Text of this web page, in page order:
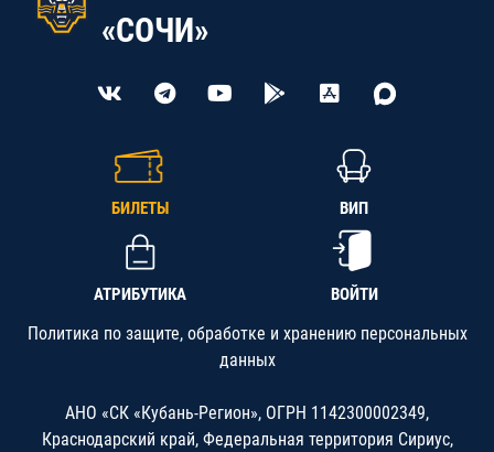
«СОЧИ»
БИЛЕТЫ ВИП
АТРИБУТИКА ВОЙТИ
Политика по защите, обработке и хранению персональных
данных
АНО «СК «Кубань-Регион», ОГРН 1142300002349,
Краснодарский край, Федеральная территория Сириус,